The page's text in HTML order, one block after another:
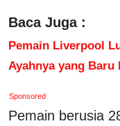
Baca Juga :
Pemain Liverpool
Ayahnya yang
Sponsored
Pemain berusia